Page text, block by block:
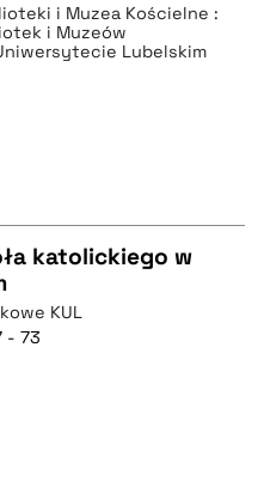
i Muzea Kościelne :
i Muzeów
Lubelskim
katolickiego w
KUL
- 73